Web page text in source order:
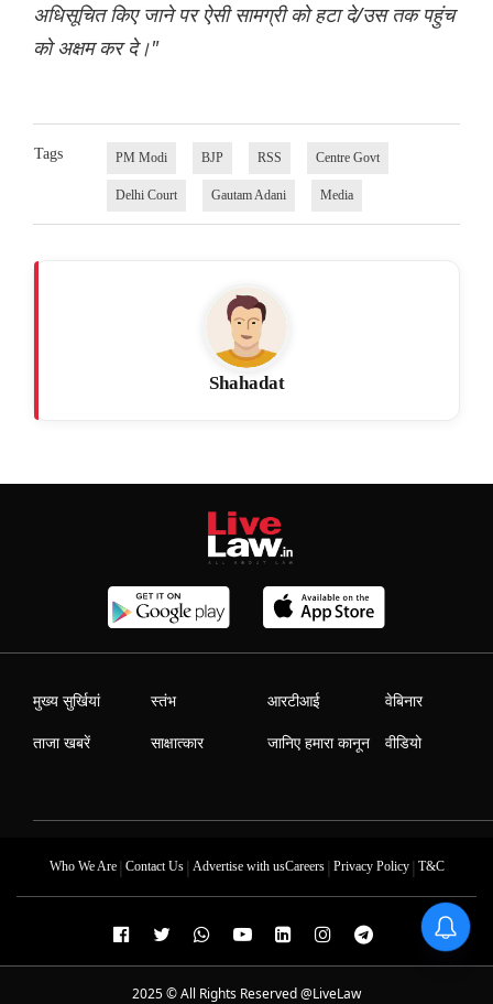
अधिसूचित किए जाने पर ऐसी सामग्री को हटा दे/उस तक पहुंच
को अक्षम कर दे।"
Tags PM Modi BJP RSS Centre Govt
Delhi Court Gautam Adani Media
Shahadat
मुख्य सुर्खियां
ताजा खबरें
स्तंभ
साक्षात्कार
आरटीआई
जानिए हमारा कानून
वेबिनार
वीडियो
Who We Are| Contact Us| Advertise with usCareers| Privacy Policy| T&C
2025 © All Rights Reserved @LiveLaw